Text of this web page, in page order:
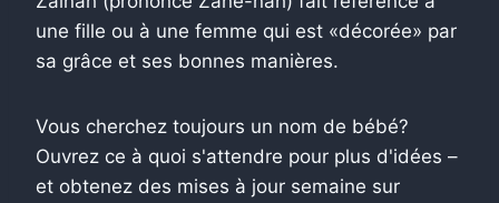
une fille ou à une femme qui est «décorée» par
sa grâce et ses bonnes manières.
Vous cherchez toujours un nom de bébé?
Ouvrez ce à quoi s'attendre pour plus d'idées –
et obtenez des mises à jour semaine sur